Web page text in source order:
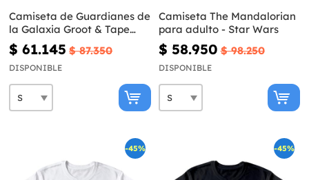
Camiseta de Guardianes de
la Galaxia Groot & Tape
para hombre
$ 61.145 $ 87.350
DISPONIBLE
Camiseta The Mandalorian
para adulto - Star Wars
$ 58.950 $ 98.250
DISPONIBLE
-45% -45%